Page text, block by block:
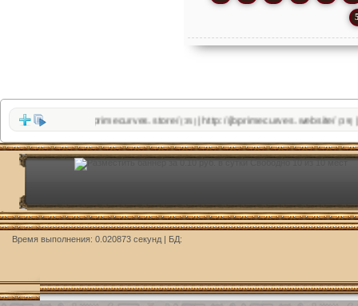
http://jbprimecurves.store/(35)|http://jbprimecurves.website/(39)|https://
Время выполнения: 0.020873 секунд | БД: